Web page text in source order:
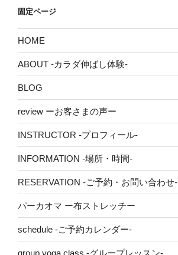
固定ページ
HOME
ABOUT -カラダ伸ばし体験-
BLOG
review ーお客さまの声ー
INSTRUCTOR -プロフィール-
INFORMATION -場所・時間-
RESERVATION -ご予約・お問い合わせ-
パーカオマ ー布ストレッチー
schedule -ご予約カレンダー-
group yoga class -グループレッスン-